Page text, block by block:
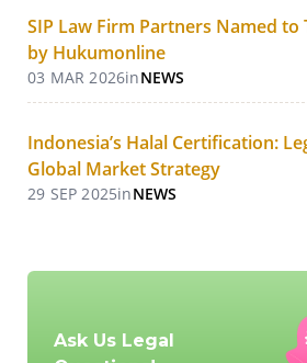
SIP Law Firm Partners Named to
by Hukumonline
03 MAR 2026inNEWS
Indonesia’s Halal Certification:
Global Market Strategy
29 SEP 2025inNEWS
Ask Us Legal